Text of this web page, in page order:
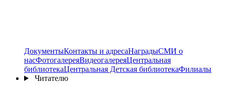
ДокументыКонтакты и адресаНаградыСМИ о
насФотогалереяВидеогалереяЦентральная
библиотекаЦентральная Детская библиотекаФилиалы
Читателю